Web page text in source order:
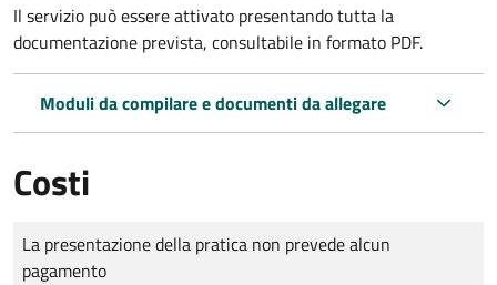
Il servizio può essere attivato presentando tutta la
documentazione prevista, consultabile in formato PDF.
Moduli da compilare e documenti da allegare
Costi
Tipo di pagamento
Importo
La presentazione della pratica non prevede alcun
pagamento